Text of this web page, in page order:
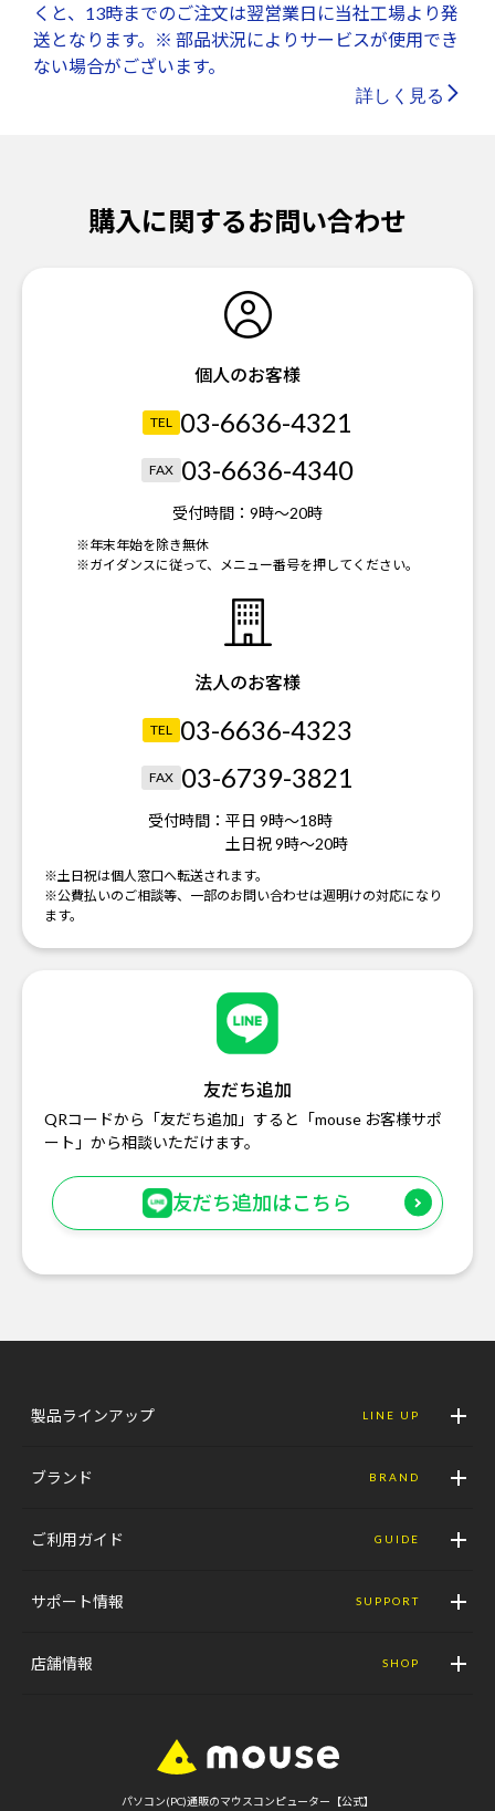
くと、13時までのご注文は翌営業日に当社工場より発
送となります。※ 部品状況によりサービスが使用でき
ない場合がございます。
詳しく見る
購入に関するお問い合わせ
個人のお客様
TEL 03-6636-4321
FAX 03-6636-4340
受付時間： 9時～20時
※年末年始を除き無休
※ガイダンスに従って、メニュー番号を押してください。
法人のお客様
TEL 03-6636-4323
FAX 03-6739-3821
受付時間： 平日 9時～18時
土日祝 9時～20時
※土日祝は個人窓口へ転送されます。
※公費払いのご相談等、一部のお問い合わせは週明けの対応になり
ます。
友だち追加
QRコードから「友だち追加」すると「mouse お客様サポ
ート」から相談いただけます。
友だち追加はこちら
製品ラインアップ LINE UP
ブランド BRAND
ご利用ガイド GUIDE
サポート情報 SUPPORT
店舗情報 SHOP
パソコン(PC)通販のマウスコンピューター【公式】